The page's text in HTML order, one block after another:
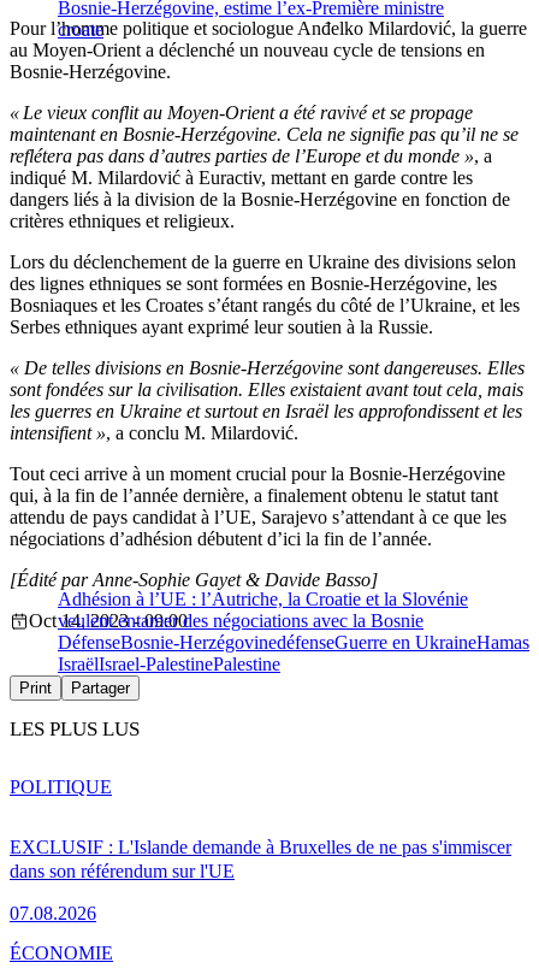
Bosnie-Herzégovine, estime l’ex-Première ministre
croate
Pour l’homme politique et sociologue Anđelko Milardović, la guerre
au Moyen-Orient a déclenché un nouveau cycle de tensions en
Bosnie-Herzégovine.
« Le vieux conflit au Moyen-Orient a été ravivé et se propage
maintenant en Bosnie-Herzégovine. Cela ne signifie pas qu’il ne se
reflétera pas dans d’autres parties de l’Europe et du monde », a
indiqué M. Milardović à Euractiv, mettant en garde contre les
dangers liés à la division de la Bosnie-Herzégovine en fonction de
critères ethniques et religieux.
Lors du déclenchement de la guerre en Ukraine des divisions selon
des lignes ethniques se sont formées en Bosnie-Herzégovine, les
Bosniaques et les Croates s’étant rangés du côté de l’Ukraine, et les
Serbes ethniques ayant exprimé leur soutien à la Russie.
« De telles divisions en Bosnie-Herzégovine sont dangereuses. Elles
sont fondées sur la civilisation. Elles existaient avant tout cela, mais
les guerres en Ukraine et surtout en Israël les approfondissent et les
intensifient », a conclu M. Milardović.
Tout ceci arrive à un moment crucial pour la Bosnie-Herzégovine
qui, à la fin de l’année dernière, a finalement obtenu le statut tant
attendu de pays candidat à l’UE, Sarajevo s’attendant à ce que les
négociations d’adhésion débutent d’ici la fin de l’année.
Adhésion à l’UE : l’Autriche, la Croatie et la Slovénie
veulent entamer des négociations avec la Bosnie
[Édité par Anne-Sophie Gayet & Davide Basso]
Oct 14, 2023 - 09:00
DéfenseBosnie-HerzégovinedéfenseGuerre en UkraineHamas
IsraëlIsrael-PalestinePalestine
Print Partager
LES PLUS LUS
EXCLUSIF : L'Islande demande à Bruxelles de ne pas s'immiscer
dans son référendum sur l'UE
07.08.2026
POLITIQUE
ÉCONOMIE